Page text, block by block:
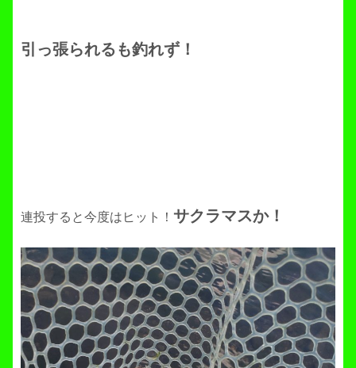
引っ張られるも釣れず！
連投すると今度はヒット！ サクラマスか！